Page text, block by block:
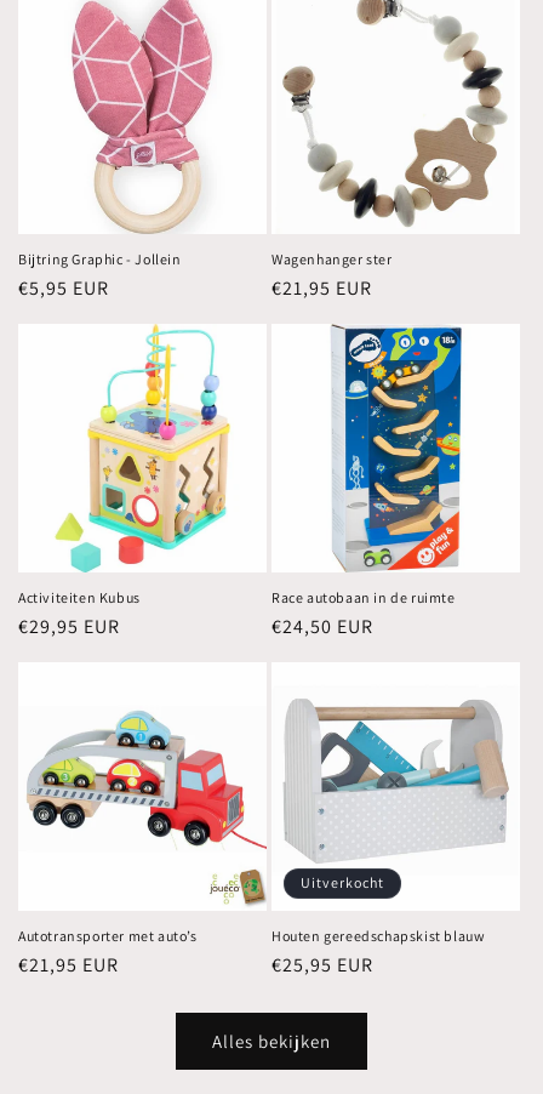
Bijtring Graphic - Jollein
Normale
€5,95 EUR
Wagenhanger ster
Normale
€21,95 EUR
Activiteiten Kubus
Normale
€29,95 EUR
Race autobaan in de ruimte
Normale
€24,50 EUR
Autotransporter met auto’s
Normale
€21,95 EUR
Uitverkocht
Houten gereedschapskist blauw
Normale
€25,95 EUR
Alles bekijken